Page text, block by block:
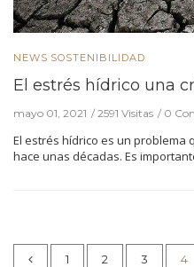
NEWS SOSTENIBILIDAD
El estrés hídrico una
mayo 01, 2021 2591 Visitas 0
El estrés hídrico es un problema
hace unas décadas. Es
1 2 3 4